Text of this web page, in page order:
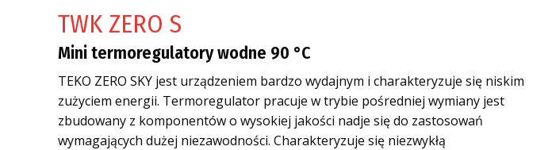
TWK ZERO S
Mini termoregulatory wodne 90 °C
TEKO ZERO SKY jest urządzeniem bardzo wydajnym i charakteryzuje się niskim
zużyciem energii. Termoregulator pracuje w trybie pośredniej wymiany jest
zbudowany z komponentów o wysokiej jakości nadje się do zastosowań
wymagających dużej niezawodności. Charakteryzuje się niezwykłą